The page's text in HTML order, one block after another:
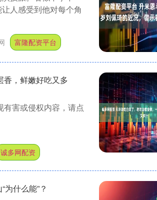
人感受到他对每个角
富隆配资平台
香，鲜嫩好吃又多
有害或侵权内容，请点
诚多网配资
什么能”？